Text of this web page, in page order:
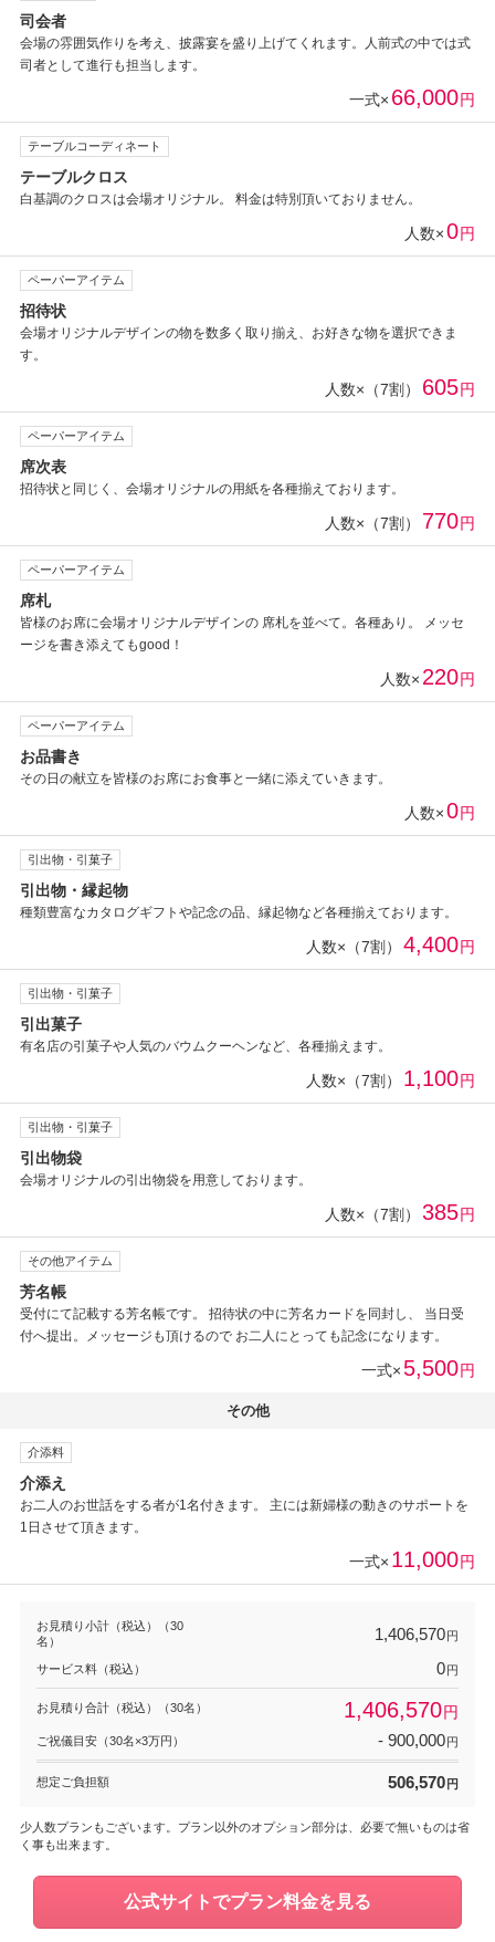
司会者
会場の雰囲気作りを考え、披露宴を盛り上げてくれます。人前式の中では式
司者として進行も担当します。
一式× 66,000円
テーブルコーディネート
テーブルクロス
白基調のクロスは会場オリジナル。 料金は特別頂いておりません。
人数×0円
ペーパーアイテム
招待状
会場オリジナルデザインの物を数多く取り揃え、お好きな物を選択できま
す。
人数×（7割） 605円
ペーパーアイテム
席次表
招待状と同じく、会場オリジナルの用紙を各種揃えております。
人数×（7割） 770円
ペーパーアイテム
席札
皆様のお席に会場オリジナルデザインの 席札を並べて。各種あり。 メッセ
ージを書き添えてもgood！
人数× 220円
ペーパーアイテム
お品書き
その日の献立を皆様のお席にお食事と一緒に添えていきます。
人数×0円
引出物・引菓子
引出物・縁起物
種類豊富なカタログギフトや記念の品、縁起物など各種揃えております。
人数×（7割） 4,400円
引出物・引菓子
引出菓子
有名店の引菓子や人気のバウムクーヘンなど、各種揃えます。
人数×（7割） 1,100円
引出物・引菓子
引出物袋
会場オリジナルの引出物袋を用意しております。
人数×（7割） 385円
その他アイテム
芳名帳
受付にて記載する芳名帳です。 招待状の中に芳名カードを同封し、 当日受
付へ提出。メッセージも頂けるので お二人にとっても記念になります。
一式× 5,500円
その他
介添料
介添え
お二人のお世話をする者が1名付きます。 主には新婦様の動きのサポートを
1日させて頂きます。
一式× 11,000円
お見積り小計（税込）（30
名）
1,406,570円
サービス料（税込） 0円
お見積り合計（税込）（30名） 1,406,570円
ご祝儀目安（30名×3万円） - 900,000円
想定ご負担額 506,570 円
少人数プランもございます。プラン以外のオプション部分は、必要で無いものは省
く事も出来ます。
公式サイトでプラン料金を見る